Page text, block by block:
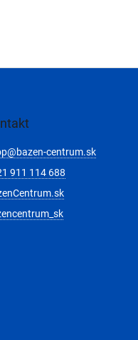
@bazen-centrum.sk
911 114 688